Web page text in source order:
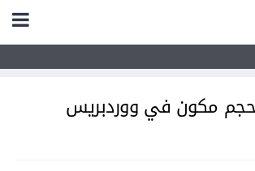
حجم مكون في ووردبريس